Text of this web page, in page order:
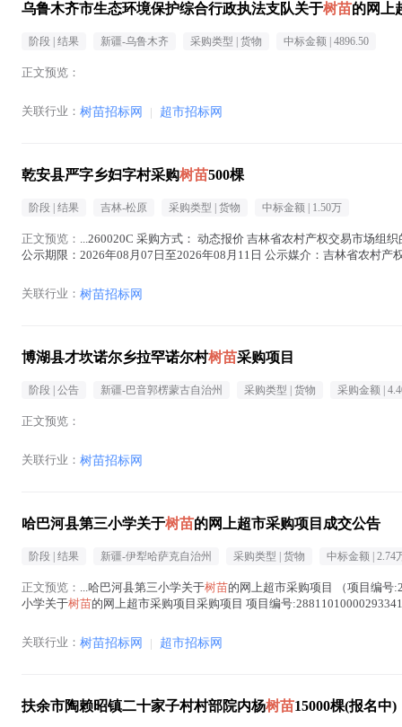
乌鲁木齐市生态环境保护综合行政执法支队关于树苗的网上
阶段 | 结果 新疆-乌鲁木齐 采购类型 | 货物 中标金额 | 4896.50
正文预览：
关联行业： 树苗招标网 | 超市招标网
乾安县严字乡妇字村采购树苗500棵
阶段 | 结果 吉林-松原 采购类型 | 货物 中标金额 | 1.50万
正文预览： ...260020C 采购方式： 动态报价 吉林省农村产权交易市场组
公示期限：2026年08月07日至2026年08月11日 公示媒介：吉林省农村
关联行业： 树苗招标网
博湖县才坎诺尔乡拉罕诺尔村树苗采购项目
阶段 | 公告 新疆-巴音郭楞蒙古自治州 采购类型 | 货物 采购金额 |
正文预览：
关联行业： 树苗招标网
哈巴河县第三小学关于树苗的网上超市采购项目成交公告
阶段 | 结果 新疆-伊犁哈萨克自治州 采购类型 | 货物 中标金额 | 2.74
正文预览： ...哈巴河县第三小学关于树苗的网上超市采购项目 （项目编号
小学关于树苗的网上超市采购项目采购项目 项目编号
关联行业： 树苗招标网 | 超市招标网
扶余市陶赖昭镇二十家子村村部院内杨树苗15000棵(报名中)